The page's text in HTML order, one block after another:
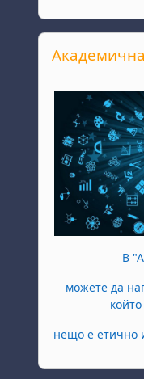
Salta Академична
В
можете да
нещо е етично